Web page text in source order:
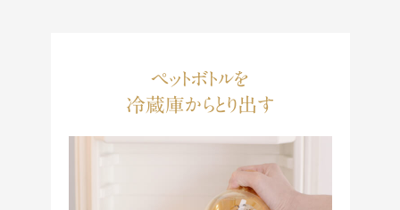
ペットボトルを
冷蔵庫からとり出す